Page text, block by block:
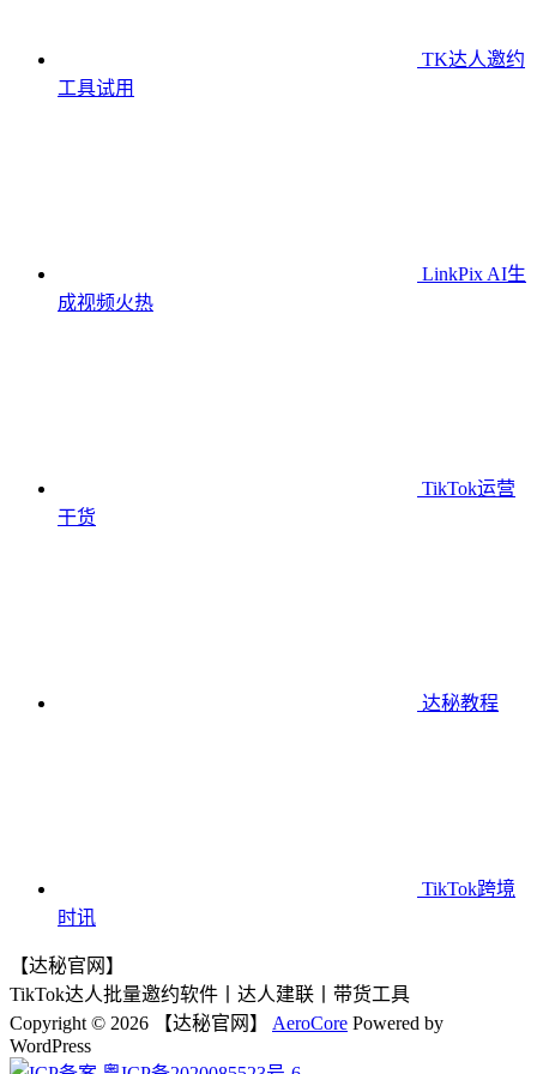
TK达人邀约
工具试用
LinkPix AI生
成视频火热
TikTok运营
干货
达秘教程
TikTok跨境
时讯
【达秘官网】
TikTok达人批量邀约软件丨达人建联丨带货工具
Copyright © 2026 【达秘官网】 AeroCore Powered by
WordPress